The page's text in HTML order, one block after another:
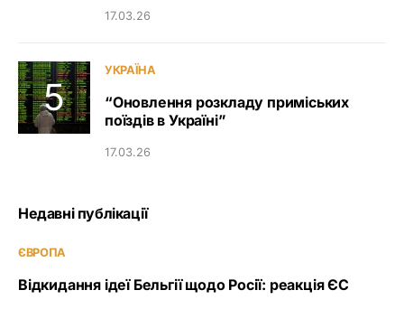
17.03.26
УКРАЇНА
“Оновлення розкладу приміських
поїздів в Україні”
17.03.26
Недавні публікації
ЄВРОПА
Відкидання ідеї Бельгії щодо Росії: реакція ЄС